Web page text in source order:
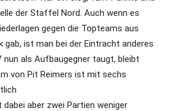
der Staffel Nord. Auch wenn es
gegen die Topteams aus
gab, ist man bei der Eintracht anderes
nun als Aufbaugegner taugt, bleibt
von Pit Reimers ist mit sechs
aber zwei Partien weniger